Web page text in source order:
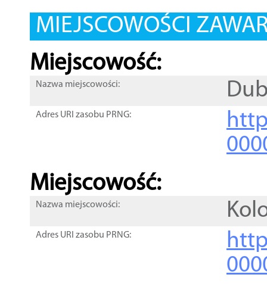
MIEJSCOWOŚCI
Miejscowość:
Nazwa miejscowości:
Adres URI zasobu PRNG:
Miejscowość:
Nazwa miejscowości:
Adres URI zasobu PRNG: